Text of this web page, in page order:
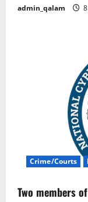
admin_qalam
Crime/Courts
Two members